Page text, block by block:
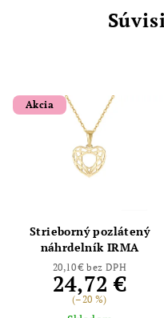
Akcia
Strieborný pozlátený
náhrdelník IRMA
20,10 € bez DPH
24,72 €
(–20 %)